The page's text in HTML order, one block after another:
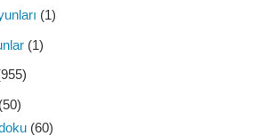
(1)
(1)
(50)
(60)